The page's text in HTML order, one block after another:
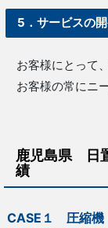
5．サービスの
お客様にとって
お客様の常にニ
鹿児島県 日
績
CASE１ 圧縮機